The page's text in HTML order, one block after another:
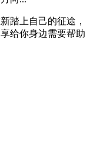
踏上自己的征途，
给你身边需要帮助